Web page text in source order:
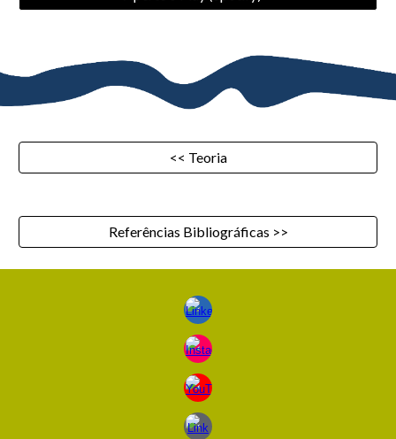
<< Teoria
Referências Bibliográficas >>